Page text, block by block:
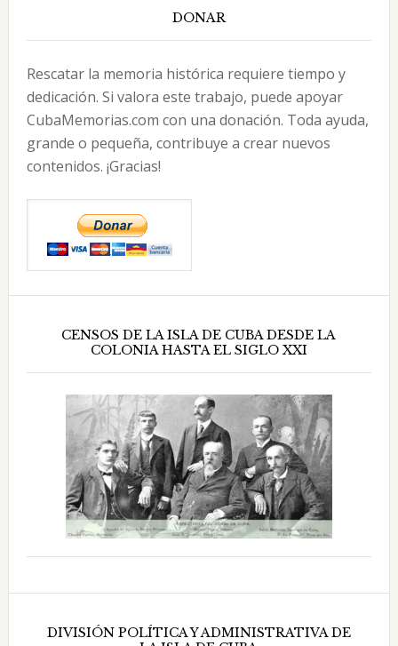
DONAR
Rescatar la memoria histórica requiere tiempo y
dedicación. Si valora este trabajo, puede apoyar
CubaMemorias.com con una donación. Toda ayuda,
grande o pequeña, contribuye a crear nuevos
contenidos. ¡Gracias!
CENSOS DE LA ISLA DE CUBA DESDE LA
COLONIA HASTA EL SIGLO XXI
DIVISIÓN POLÍTICA Y ADMINISTRATIVA DE